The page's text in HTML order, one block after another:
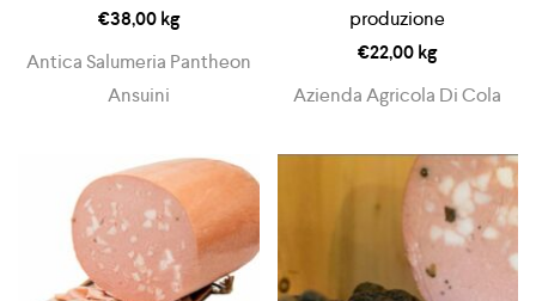
€38,00kg
Antica Salumeria Pantheon
Ansuini
produzione
€22,00kg
Azienda Agricola Di Cola